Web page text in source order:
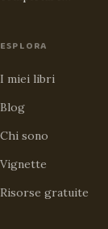
ESPLORA
I miei libri
Blog
Chi sono
Vignette
Risorse gratuite